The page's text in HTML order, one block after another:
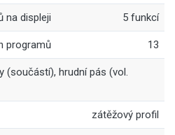
na displeji 5 funkcí
programů 13
(součástí), hrudní pás (vol.
zátěžový profil